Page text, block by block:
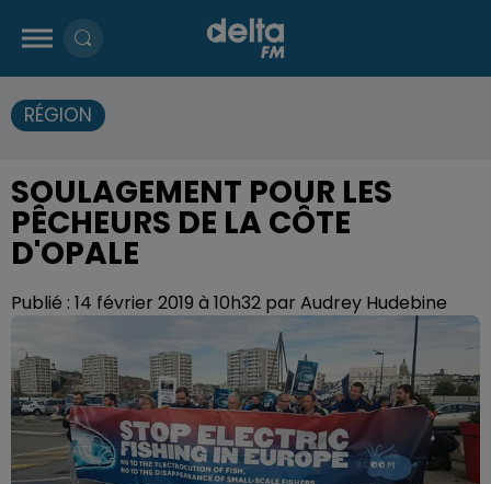
RÉGION
SOULAGEMENT POUR LES
PÊCHEURS DE LA CÔTE
D'OPALE
Publié : 14 février 2019 à 10h32 par Audrey Hudebine